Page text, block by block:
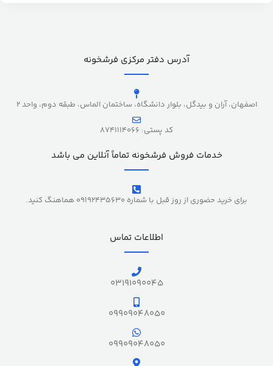
آدرس دفتر مرکزی فرشخونه
اصفهان، آران و بیدگل، بلوار دانشگاه، ساختمان الماس، طبقه دوم، واحد 2
کد پستی: 8741114066
خدمات فروش فرشخونه تماماً آنلاین می باشد
برای خرید حضوری از روز قبل با شماره 09192435630 هماهنگ کنید.
اطلاعات تماس
03191090045
09909048050
09909048050